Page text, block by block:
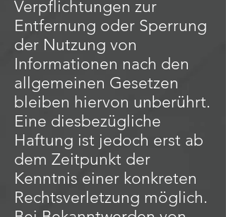
Verpflichtungen zur
Entfernung oder Sperrung
der Nutzung von
Informationen nach den
allgemeinen Gesetzen
bleiben hiervon unberührt.
Eine diesbezügliche
Haftung ist jedoch erst ab
dem Zeitpunkt der
Kenntnis einer konkreten
Rechtsverletzung möglich.